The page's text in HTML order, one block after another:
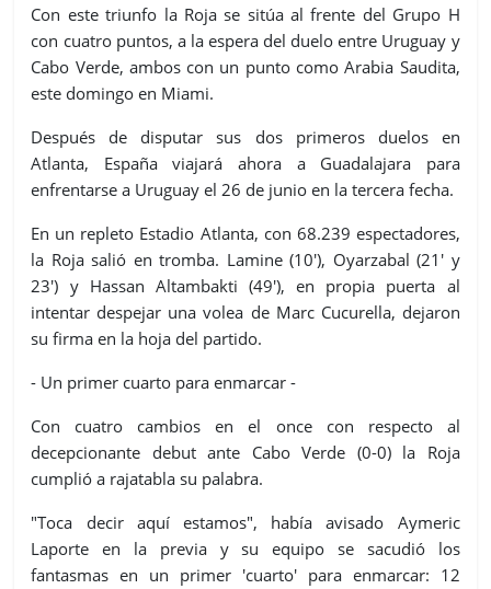
Con este triunfo la Roja se sitúa al frente del Grupo H
con cuatro puntos, a la espera del duelo entre Uruguay y
Cabo Verde, ambos con un punto como Arabia Saudita,
este domingo en Miami.
Después de disputar sus dos primeros duelos en
Atlanta, España viajará ahora a Guadalajara para
enfrentarse a Uruguay el 26 de junio en la tercera fecha.
En un repleto Estadio Atlanta, con 68.239 espectadores,
la Roja salió en tromba. Lamine (10'), Oyarzabal (21' y
23') y Hassan Altambakti (49'), en propia puerta al
intentar despejar una volea de Marc Cucurella, dejaron
su firma en la hoja del partido.
- Un primer cuarto para enmarcar -
Con cuatro cambios en el once con respecto al
decepcionante debut ante Cabo Verde (0-0) la Roja
cumplió a rajatabla su palabra.
"Toca decir aquí estamos", había avisado Aymeric
Laporte en la previa y su equipo se sacudió los
fantasmas en un primer 'cuarto' para enmarcar: 12